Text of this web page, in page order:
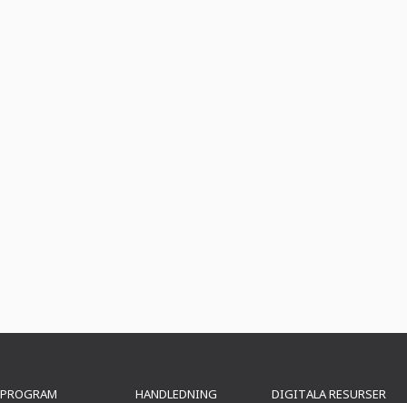
PROGRAM
HANDLEDNING
DIGITALA RESURSER